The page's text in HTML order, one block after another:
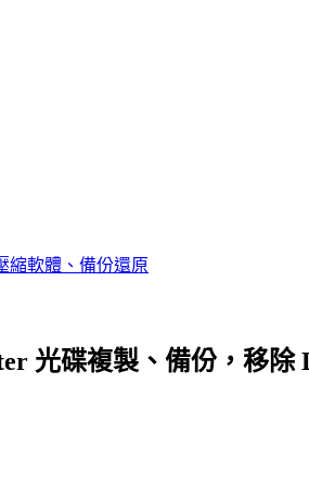
縮軟體、備份還原
光碟複製、備份，移除